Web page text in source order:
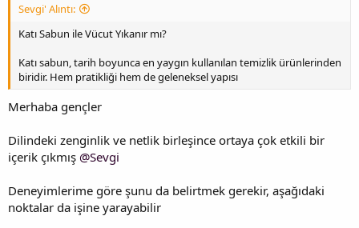
Sevgi' Alıntı:
Katı Sabun ile Vücut Yıkanır mı?
Katı sabun, tarih boyunca en yaygın kullanılan temizlik ürünlerinden
biridir. Hem pratikliği hem de geleneksel yapısı
Merhaba gençler
Dilindeki zenginlik ve netlik birleşince ortaya çok etkili bir
içerik çıkmış @Sevgi
Deneyimlerime göre şunu da belirtmek gerekir, aşağıdaki
noktalar da işine yarayabilir